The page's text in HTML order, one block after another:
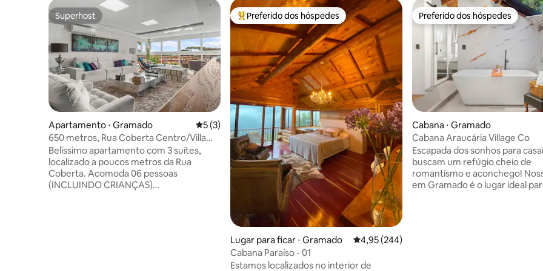
Superhost
Superhost
Apartamento ⋅ Gramado 5 de uma avaliação média de 5, 3 avaliações
5 (3)
650 metros, Rua Coberta Centro/Villa
Verde 202A
Belíssimo apartamento com 3 suítes,
localizado a poucos metros da Rua
Coberta. Acomoda 06 pessoas
(INCLUINDO CRIANÇAS)
Entre os melhores preferidos dos hóspedes
Preferido dos hóspedes
Lugar para ficar ⋅ Gramado 4,95 de uma avaliação média de 5, 244
4,95 (244)
Cabana Paraíso - 01
Estamos localizados no interior de
Preferido dos hóspedes
Preferido dos hóspedes
Cabana ⋅ Gramado
Cabana Araucária Village Co
Escapada dos sonhos para
buscam um refúgio cheio de
romantismo e aconchego!
em Gramado é o lugar ideal